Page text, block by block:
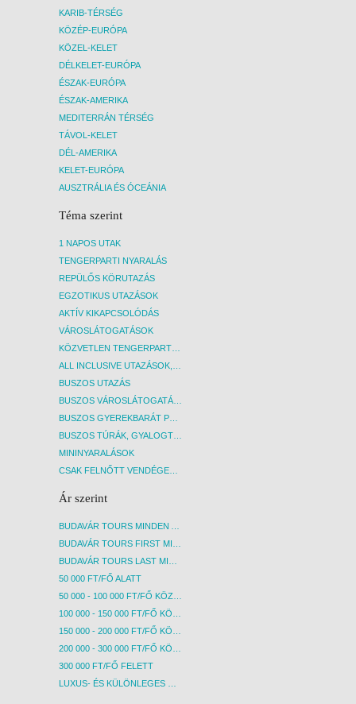
KARIB-TÉRSÉG
KÖZÉP-EURÓPA
KÖZEL-KELET
DÉLKELET-EURÓPA
ÉSZAK-EURÓPA
ÉSZAK-AMERIKA
MEDITERRÁN TÉRSÉG
TÁVOL-KELET
DÉL-AMERIKA
KELET-EURÓPA
AUSZTRÁLIA ÉS ÓCEÁNIA
Téma szerint
1 NAPOS UTAK
TENGERPARTI NYARALÁS
REPÜLŐS KÖRUTAZÁS
EGZOTIKUS UTAZÁSOK
AKTÍV KIKAPCSOLÓDÁS
VÁROSLÁTOGATÁSOK
KÖZVETLEN TENGERPARTI SZÁLLÁSOK
ALL INCLUSIVE UTAZÁSOK, NYARALÁSOK
BUSZOS UTAZÁS
BUSZOS VÁROSLÁTOGATÁSOK
BUSZOS GYEREKBARÁT PROGRAMOK
BUSZOS TÚRÁK, GYALOGTÚRÁK
MININYARALÁSOK
CSAK FELNŐTT VENDÉGEKET FOGADÓ SZÁLLÁSOK
Ár szerint
BUDAVÁR TOURS MINDEN AKCIÓS ÚT
BUDAVÁR TOURS FIRST MINUTE AKCIÓS UTAK
BUDAVÁR TOURS LAST MINUTE AKCIÓS UTAK
50 000 FT/FŐ ALATT
50 000 - 100 000 FT/FŐ KÖZÖTT
100 000 - 150 000 FT/FŐ KÖZÖTT
150 000 - 200 000 FT/FŐ KÖZÖTT
200 000 - 300 000 FT/FŐ KÖZÖTT
300 000 FT/FŐ FELETT
LUXUS- ÉS KÜLÖNLEGES UTAK